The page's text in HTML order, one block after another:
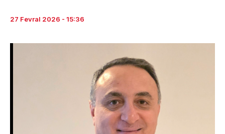
27 Fevral 2026 - 15:36